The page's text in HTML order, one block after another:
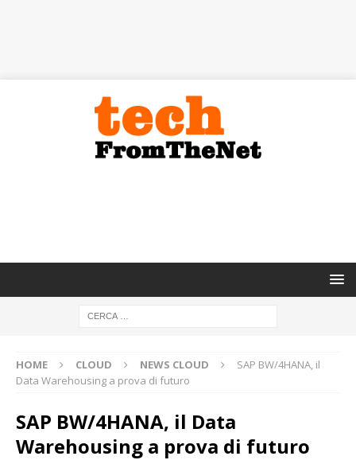
HOME CLOUD NEWS CLOUD
SAP BW/4HANA, il
Data Warehousing a prova di futuro
SAP BW/4HANA, il Data
Warehousing a prova di futuro